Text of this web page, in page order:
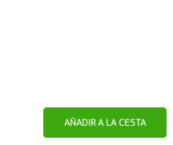
AÑADIR A LA CESTA